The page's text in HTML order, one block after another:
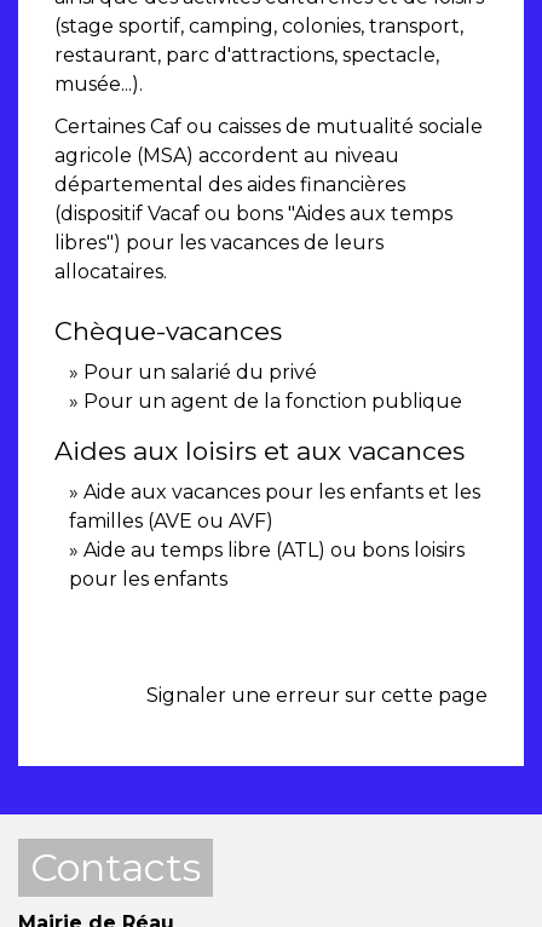
(stage sportif, camping, colonies, transport,
restaurant, parc d'attractions, spectacle,
musée...).
Certaines Caf ou caisses de mutualité sociale
agricole (MSA) accordent au niveau
départemental des aides financières
(dispositif Vacaf ou bons "Aides aux temps
libres") pour les vacances de leurs
allocataires.
Chèque-vacances
Pour un salarié du privé
Pour un agent de la fonction publique
Aides aux loisirs et aux vacances
Aide aux vacances pour les enfants et les
familles (AVE ou AVF)
Aide au temps libre (ATL) ou bons loisirs
pour les enfants
Signaler une erreur sur cette page
Contacts